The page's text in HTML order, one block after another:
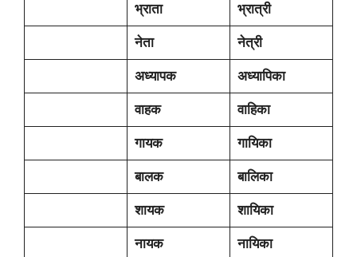
भ्राता भ्रात्री
नेता नेत्री
अध्यापक अध्यापिका
वाहक वाहिका
गायक गायिका
बालक बालिका
शायक शायिका
नायक नायिका